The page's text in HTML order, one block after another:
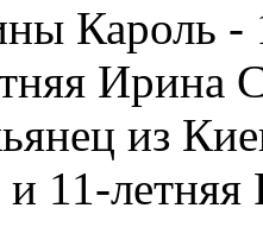
Кароль -
Ирина
из
11-